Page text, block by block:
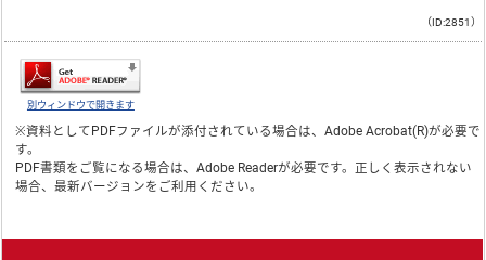
（ID:2851）
別ウィンドウで開きます
※資料としてPDFファイルが添付されている場合は、Adobe Acrobat(R)が必要で
す。
PDF書類をご覧になる場合は、Adobe Readerが必要です。正しく表示されない
場合、最新バージョンをご利用ください。